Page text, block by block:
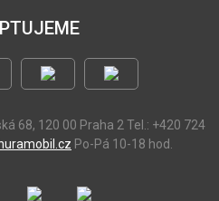
68, 120 00 Praha 2 Tel.: +420 724
Po-Pá 10-18 hod.